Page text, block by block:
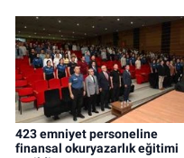
423 emniyet personeline
finansal okuryazarlık eğitimi